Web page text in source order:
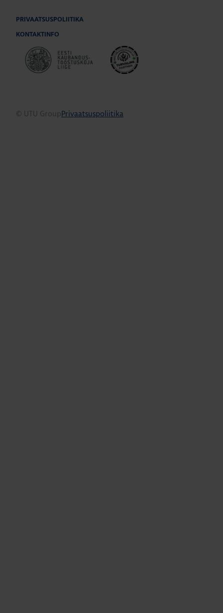
PRIVAATSUSPOLIITIKA
KONTAKTINFO
© UTU GroupPrivaatsuspoliitika